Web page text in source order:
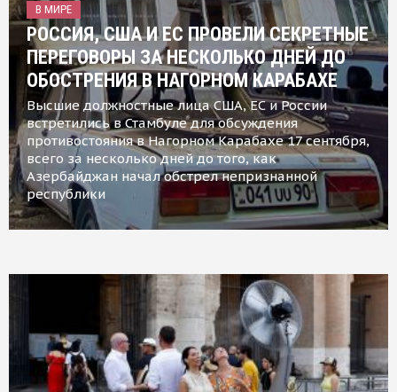
В МИРЕ
РОССИЯ, США И ЕС ПРОВЕЛИ СЕКРЕТНЫЕ
ПЕРЕГОВОРЫ ЗА НЕСКОЛЬКО ДНЕЙ ДО
ОБОСТРЕНИЯ В НАГОРНОМ КАРАБАХЕ
Высшие должностные лица США, ЕС и России
встретились в Стамбуле для обсуждения
противостояния в Нагорном Карабахе 17 сентября,
всего за несколько дней до того, как
Азербайджан начал обстрел непризнанной
республики